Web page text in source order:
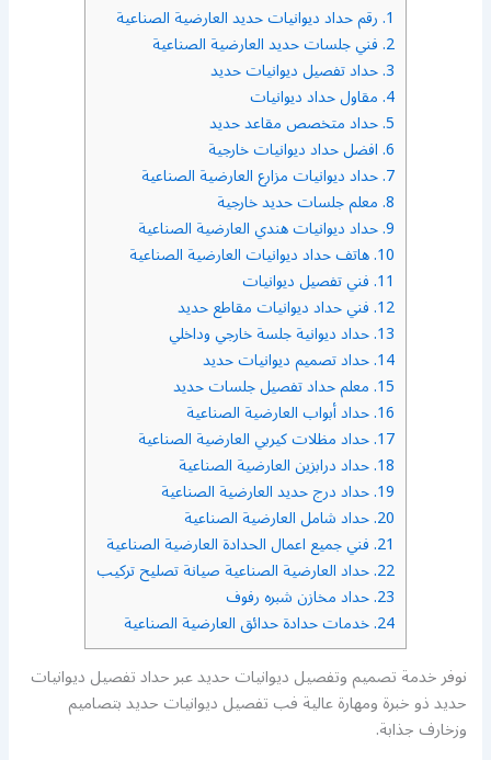
1. رقم حداد ديوانيات حديد العارضية الصناعية
2. فني جلسات حديد العارضية الصناعية
3. حداد تفصيل ديوانيات حديد
4. مقاول حداد ديوانيات
5. حداد متخصص مقاعد حديد
6. افضل حداد ديوانيات خارجية
7. حداد ديوانيات مزارع العارضية الصناعية
8. معلم جلسات حديد خارجية
9. حداد ديوانيات هندي العارضية الصناعية
10. هاتف حداد ديوانيات العارضية الصناعية
11. فني تفصيل ديوانيات
12. فني حداد ديوانيات مقاطع حديد
13. حداد ديوانية جلسة خارجي وداخلي
14. حداد تصميم ديوانيات حديد
15. معلم حداد تفصيل جلسات حديد
16. حداد أبواب العارضية الصناعية
17. حداد مظلات كيربي العارضية الصناعية
18. حداد درابزين العارضية الصناعية
19. حداد درج حديد العارضية الصناعية
20. حداد شامل العارضية الصناعية
21. فني جميع اعمال الحدادة العارضية الصناعية
22. حداد العارضية الصناعية صيانة تصليح تركيب
23. حداد مخازن شبره رفوف
24. خدمات حدادة حدائق العارضية الصناعية
نوفر خدمة تصميم وتفصيل ديوانيات حديد عبر حداد تفصيل ديوانيات
حديد ذو خبرة ومهارة عالية فب تفصيل ديوانيات حديد بتصاميم
وزخارف جذابة.